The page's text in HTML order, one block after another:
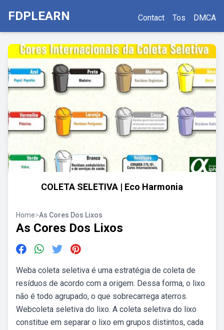
FDPLEARN Contact Tos DMCA
COLETA SELETIVA | Eco Harmonia
Home>As Cores Dos Lixos
As Cores Dos Lixos
Weba coleta seletiva é uma estratégia de coleta de
resíduos de acordo com a origem. Dessa forma, o lixo
não é todo agrupado, o que sobrecarrega aterros.
Webcoleta seletiva do lixo. A coleta seletiva do lixo
constitue em separar o lixo em grupos distintos, cada